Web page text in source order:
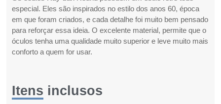
especial. Eles são inspirados no estilo dos anos 60, época
em que foram criados, e cada detalhe foi muito bem pensado
para reforçar essa ideia. O excelente material, permite que o
óculos tenha uma qualidade muito superior e leve muito mais
conforto a quem for usar.
Itens inclusos